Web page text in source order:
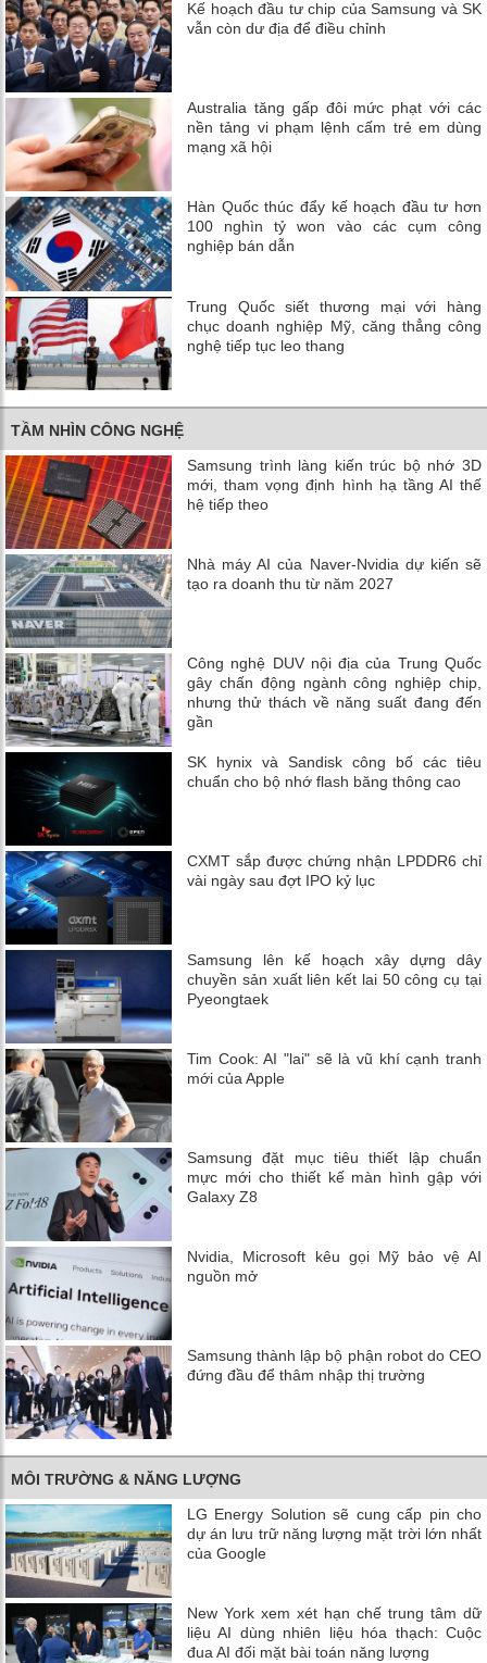
Kế hoạch đầu tư chip của Samsung và SK
vẫn còn dư địa để điều chỉnh
Australia tăng gấp đôi mức phạt với các
nền tảng vi phạm lệnh cấm trẻ em dùng
mạng xã hội
Hàn Quốc thúc đẩy kế hoạch đầu tư hơn
100 nghìn tỷ won vào các cụm công
nghiệp bán dẫn
Trung Quốc siết thương mại với hàng
chục doanh nghiệp Mỹ, căng thẳng công
nghệ tiếp tục leo thang
TẦM NHÌN CÔNG NGHỆ
Samsung trình làng kiến trúc bộ nhớ 3D
mới, tham vọng định hình hạ tầng AI thế
hệ tiếp theo
Nhà máy AI của Naver-Nvidia dự kiến ​​sẽ
tạo ra doanh thu từ năm 2027
Công nghệ DUV nội địa của Trung Quốc
gây chấn động ngành công nghiệp chip,
nhưng thử thách về năng suất đang đến
gần
SK hynix và Sandisk công bố các tiêu
chuẩn cho bộ nhớ flash băng thông cao
CXMT sắp được chứng nhận LPDDR6 chỉ
vài ngày sau đợt IPO kỷ lục
Samsung lên kế hoạch xây dựng dây
chuyền sản xuất liên kết lai 50 công cụ tại
Pyeongtaek
Tim Cook: AI "lai" sẽ là vũ khí cạnh tranh
mới của Apple
Samsung đặt mục tiêu thiết lập chuẩn
mực mới cho thiết kế màn hình gập với
Galaxy Z8
Nvidia, Microsoft kêu gọi Mỹ bảo vệ AI
nguồn mở
Samsung thành lập bộ phận robot do CEO
đứng đầu để thâm nhập thị trường
MÔI TRƯỜNG & NĂNG LƯỢNG
LG Energy Solution sẽ cung cấp pin cho
dự án lưu trữ năng lượng mặt trời lớn nhất
của Google
New York xem xét hạn chế trung tâm dữ
liệu AI dùng nhiên liệu hóa thạch: Cuộc
đua AI đối mặt bài toán năng lượng